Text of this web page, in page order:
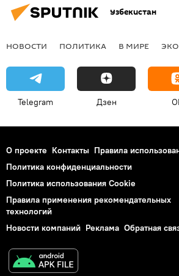
Узбекистан
НОВОСТИ ПОЛИТИКА В МИРЕ
Telegram Дзен
О проекте Контакты Правила
Политика конфиденциальности
Политика использования Cookie
Правила применения рекомендательных
технологий
Новости компаний Реклама Обратная